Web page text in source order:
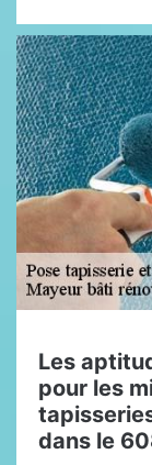
Les
pour les
dans le